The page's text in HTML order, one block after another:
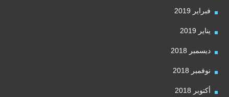
فبراير 2019
يناير 2019
ديسمبر 2018
نوفمبر 2018
أكتوبر 2018